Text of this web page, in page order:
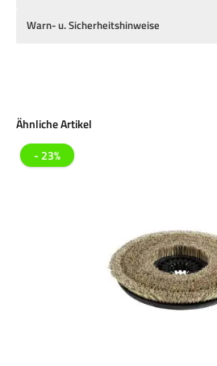
Warn- u. Sicherheitshinweise
Produktgalerie überspringen
Ähnliche Artikel
- 23%